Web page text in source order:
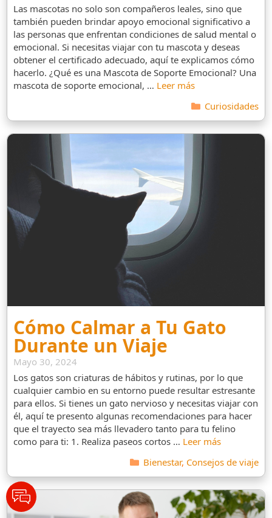
Las mascotas no solo son compañeros leales, sino que
también pueden brindar apoyo emocional significativo a
las personas que enfrentan condiciones de salud mental o
emocional. Si necesitas viajar con tu mascota y deseas
obtener el certificado adecuado, aquí te explicamos cómo
hacerlo. ¿Qué es una Mascota de Soporte Emocional? Una
mascota de soporte emocional, … Leer más
Categorías
Curiosidades
Cómo Calmar a Tu Gato
Durante un Viaje
Mayo 30, 2024
Los gatos son criaturas de hábitos y rutinas, por lo que
cualquier cambio en su entorno puede resultar estresante
para ellos. Si tienes un gato nervioso y necesitas viajar con
él, aquí te presento algunas recomendaciones para hacer
que el trayecto sea más llevadero tanto para tu felino
como para ti: 1. Realiza paseos cortos … Leer más
Categorías
Bienestar, Consejos de viaje